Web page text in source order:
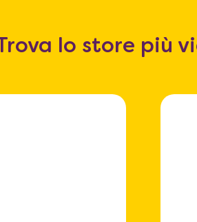
Trova lo store più